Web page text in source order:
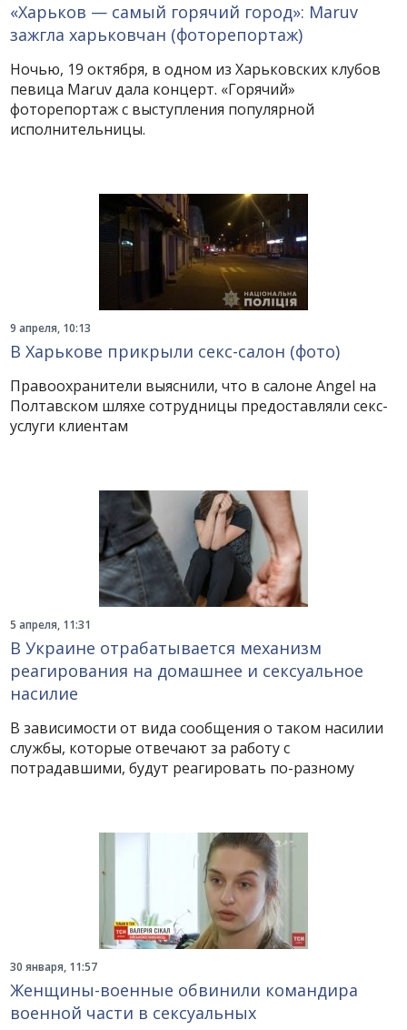
«Харьков — самый горячий город»: Maruv
зажгла харьковчан (фоторепортаж)
Ночью, 19 октября, в одном из Харьковских клубов
певица Maruv дала концерт. «Горячий»
фоторепортаж с выступления популярной
исполнительницы.
9 апреля, 10:13
В Харькове прикрыли секс-салон (фото)
Правоохранители выяснили, что в салоне Angel на
Полтавском шляхе сотрудницы предоставляли секс-
услуги клиентам
5 апреля, 11:31
В Украине отрабатывается механизм
реагирования на домашнее и сексуальное
насилие
В зависимости от вида сообщения о таком насилии
службы, которые отвечают за работу с
потрадавшими, будут реагировать по-разному
30 января, 11:57
Женщины-военные обвинили командира
военной части в сексуальных